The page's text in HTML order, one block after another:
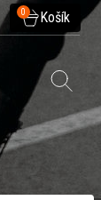
0 Košík